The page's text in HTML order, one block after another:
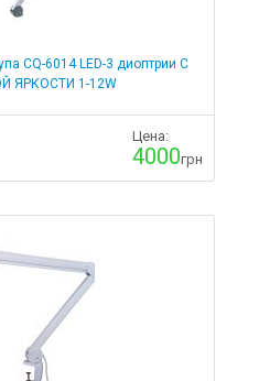
CQ-6014 LED-3 диоптрии С
ЯРКОСТИ 1-12W
Цена:
4000грн